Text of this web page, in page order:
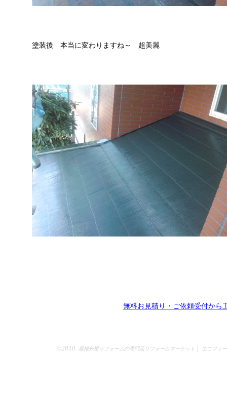
塗装後 本当に変わりますね～ 超美麗
無料お見積り・ご依頼受付から
©2010 屋根外壁リフォームの専門店リフォームマーケット エコフィ